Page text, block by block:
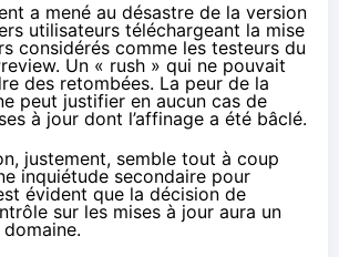
a mené au désastre de la version
utilisateurs téléchargeant la mise
considérés comme les testeurs du
Un « rush » qui ne pouvait
des retombées. La peur de la
peut justifier en aucun cas de
à jour dont l’affinage a été bâclé.
justement, semble tout à coup
inquiétude secondaire pour
évident que la décision de
sur les mises à jour aura un